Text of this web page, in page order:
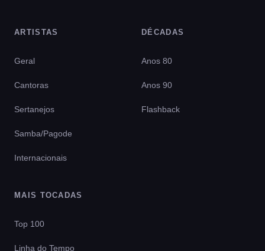
ARTISTAS
Geral
Cantoras
Sertanejos
Samba/Pagode
Internacionais
DÉCADAS
Anos 80
Anos 90
Flashback
MAIS TOCADAS
Top 100
Linha do Tempo